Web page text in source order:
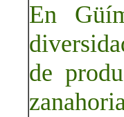
En
de